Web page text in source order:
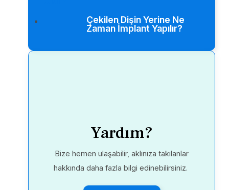
Çekilen Dişin Yerine Ne
Zaman İmplant Yapılır?
Yardım?
Bize hemen ulaşabilir, aklınıza takılanlar
hakkında daha fazla bilgi edinebilirsiniz.